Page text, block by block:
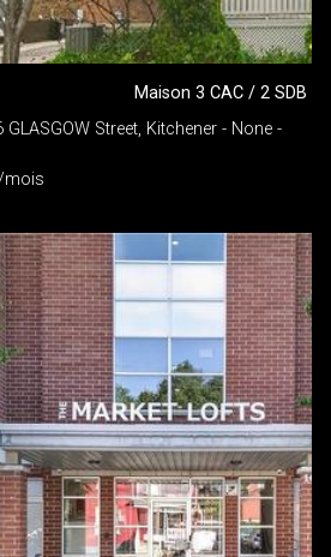
Maison 3 CAC / 2 SDB
Street, Kitchener - None -
mois